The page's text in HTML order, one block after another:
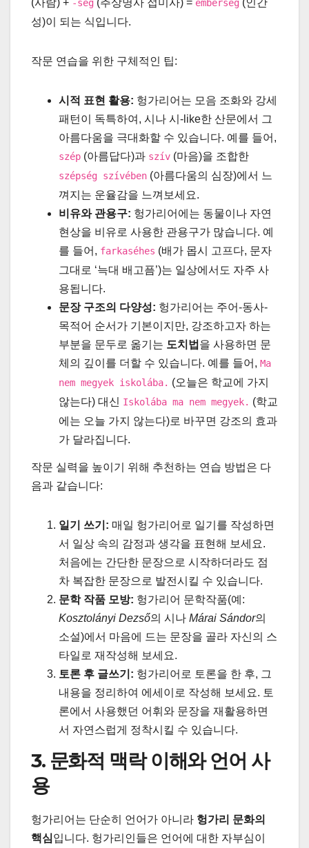
(사람) + -ség (추상명사 접미사) = emberség (인간
성)이 되는 식입니다.
작문 연습을 위한 구체적인 팁:
시적 표현 활용: 헝가리어는 모음 조화와 강세
패턴이 독특하여, 시나 시-like한 산문에서 그
아름다움을 극대화할 수 있습니다. 예를 들어,
szép (아름답다)과 szív (마음)을 조합한
szépség szívében (아름다움의 심장)에서 느
껴지는 운율감을 느껴보세요.
비유와 관용구: 헝가리어에는 동물이나 자연
현상을 비유로 사용한 관용구가 많습니다. 예
를 들어, farkaséhes (배가 몹시 고프다, 문자
그대로 ‘늑대 배고픔’)는 일상에서도 자주 사
용됩니다.
문장 구조의 다양성: 헝가리어는 주어-동사-
목적어 순서가 기본이지만, 강조하고자 하는
부분을 문두로 옮기는 도치법 을 사용하면 문
체의 깊이를 더할 수 있습니다. 예를 들어, Ma
nem megyek iskolába. (오늘은 학교에 가지
않는다) 대신 Iskolába ma nem megyek. (학교
에는 오늘 가지 않는다)로 바꾸면 강조의 효과
가 달라집니다.
작문 실력을 높이기 위해 추천하는 연습 방법은 다
음과 같습니다:
일기 쓰기: 매일 헝가리어로 일기를 작성하면
서 일상 속의 감정과 생각을 표현해 보세요.
처음에는 간단한 문장으로 시작하더라도 점
차 복잡한 문장으로 발전시킬 수 있습니다.
문학 작품 모방: 헝가리어 문학작품(예:
Kosztolányi Dezső의 시나 Márai Sándor의
소설)에서 마음에 드는 문장을 골라 자신의 스
타일로 재작성해 보세요.
토론 후 글쓰기: 헝가리어로 토론을 한 후, 그
내용을 정리하여 에세이로 작성해 보세요. 토
론에서 사용했던 어휘와 문장을 재활용하면
서 자연스럽게 정착시킬 수 있습니다.
3. 문화적 맥락 이해와 언어 사
용
헝가리어는 단순히 언어가 아니라 헝가리 문화의
핵심입니다. 헝가리인들은 언어에 대한 자부심이